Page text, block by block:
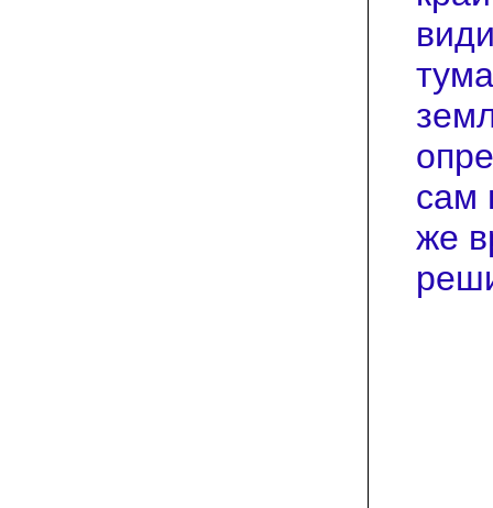
сам
же